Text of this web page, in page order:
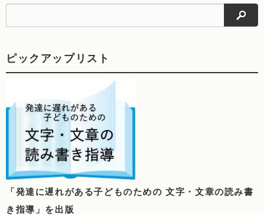
検索
ピックアップリスト
「発達に遅れがある子どものための 文字・文章の読み書
き指導」を出版